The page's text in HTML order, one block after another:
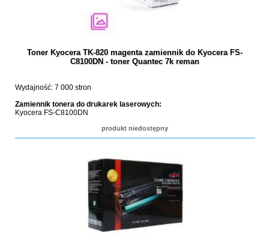
Toner Kyocera TK-820 magenta zamiennik do Kyocera FS-
C8100DN - toner Quantec 7k reman
Wydajność: 7 000 stron
Zamiennik tonera do drukarek laserowych:
Kyocera FS-C8100DN
produkt niedostępny